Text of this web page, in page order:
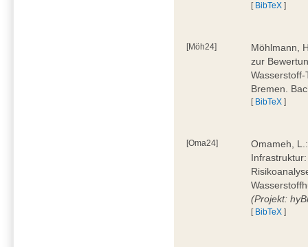
[ BibTeX ]
[Möh24]
Möhlmann,
zur
Bremen.
[ BibTeX ]
[Oma24]
Omameh,
(Projekt:
[ BibTeX ]